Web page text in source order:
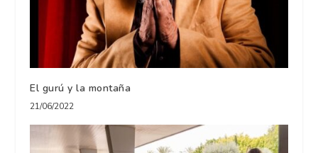
El gurú y la montaña
21/06/2022